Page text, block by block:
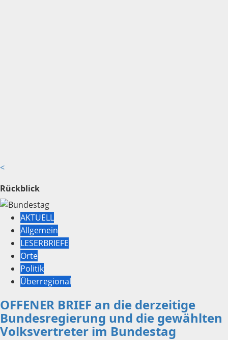
<
Rückblick
AKTUELL
Allgemein
LESERBRIEFE
Orte
Politik
Überregional
OFFENER BRIEF an die derzeitige
Bundesregierung und die gewählten
Volksvertreter im Bundestag